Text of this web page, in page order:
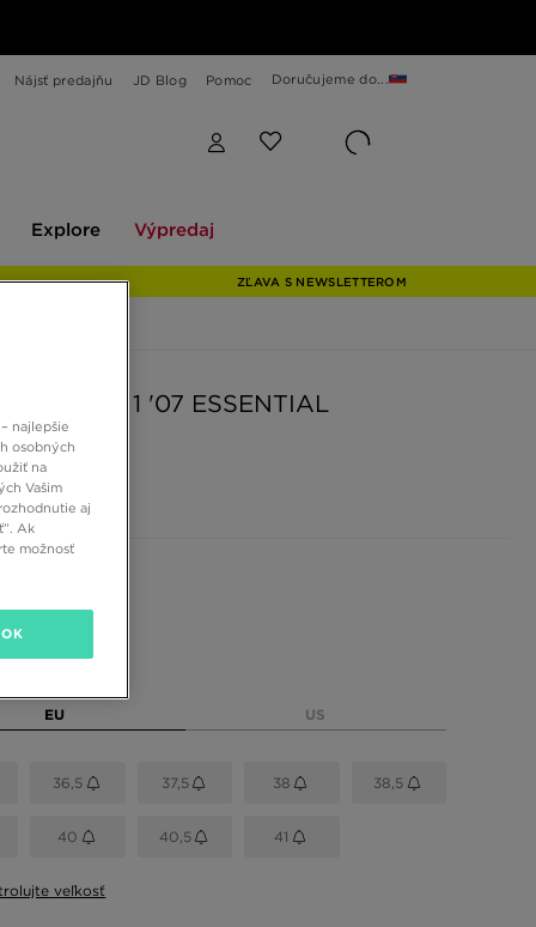
Nájsť predajňu JD Blog Pomoc Doručujeme do...
Explore Výpredaj
ZĽAVA S NEWSLETTEROM
FORCE 1 '07 ESSENTIAL
farby
EU US
36,5 37,5 38 38,5
40 40,5 41
veľkosť
najlepšie
osobných
na
Vašim
aj
Ak
možnosť
OK